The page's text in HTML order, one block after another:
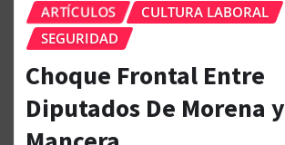
ARTÍCULOS
CULTURA LABORAL
SEGURIDAD
Choque Frontal Entre
Diputados De Morena y